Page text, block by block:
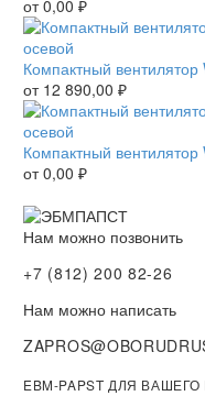
от0,00 ₽
Компактный
от 12 890,00 ₽
Компактный
от0,00 ₽
Нам можно позвонить
+7 (812) 200 82-26
Нам можно написать
EBM-PAPST ДЛЯ